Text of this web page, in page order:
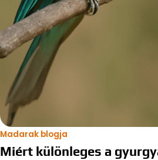
Madarak blogja
Miért különleges a